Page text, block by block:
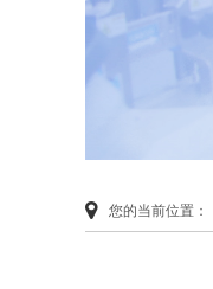
您的当前位置：